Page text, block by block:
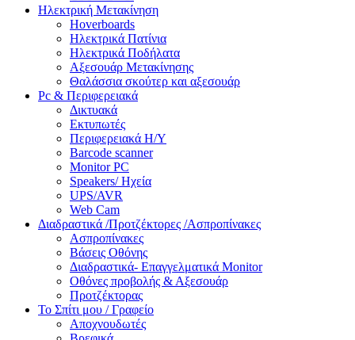
Ηλεκτρική Μετακίνηση
Hoverboards
Ηλεκτρικά Πατίνια
Ηλεκτρικά Ποδήλατα
Αξεσουάρ Μετακίνησης
Θαλάσσια σκούτερ και αξεσουάρ
Pc & Περιφερειακά
Δικτυακά
Εκτυπωτές
Περιφερειακά Η/Υ
Barcode scanner
Monitor PC
Speakers/ Ηχεία
UPS/AVR
Web Cam
Διαδραστικά /Προτζέκτορες /Ασπροπίνακες
Ασπροπίνακες
Βάσεις Οθόνης
Διαδραστικά- Επαγγελματικά Monitor
Οθόνες προβολής & Αξεσουάρ
Προτζέκτορας
Το Σπίτι μου / Γραφείο
Αποχνουδωτές